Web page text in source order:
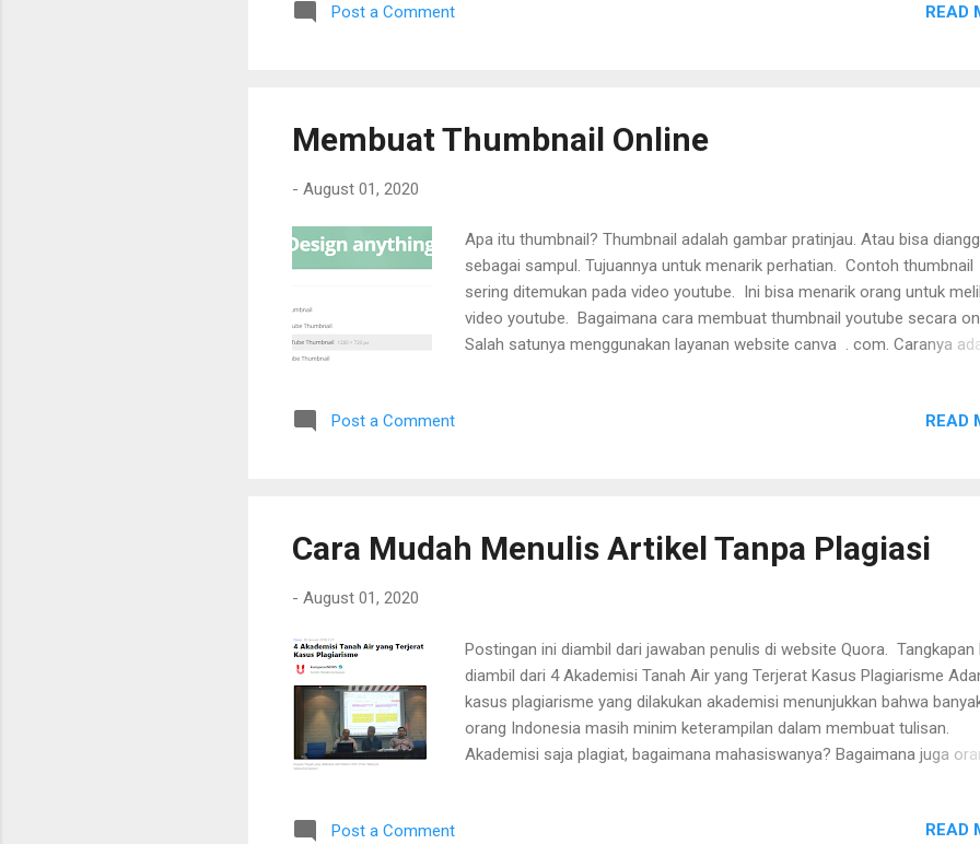
Post a Comment READ
Membuat Thumbnail Online
- August 01, 2020
Apa itu thumbnail? Thumbnail adalah gambar pratinjau. Atau bisa
sebagai sampul. Tujuannya untuk menarik perhatian. Contoh thumbnail
sering ditemukan pada video youtube. Ini bisa menarik orang untuk
video youtube. Bagaimana cara membuat thumbnail youtube secara
Salah satunya menggunakan layanan website canva . com. Caranya
tema youtube. Misalnya tema tutorial. 4. Secara otomatis akan muncul
gambar di canva, copy terlebih dahulu teks yang ada di desain canvas.
Post a Comment READ
Cara Mudah Menulis Artikel Tanpa Plagiasi
- August 01, 2020
Postingan ini diambil dari jawaban penulis di website Quora. Tangkapan
diambil dari 4 Akademisi Tanah Air yang Terjerat Kasus Plagiarisme
kasus plagiarisme yang dilakukan akademisi menunjukkan bahwa
orang Indonesia masih minim keterampilan dalam membuat tulisan.
Akademisi saja plagiat, bagaimana mahasiswanya? Bagaimana juga
beberapa waktu lalu juga ada kasus plagiarisme yang bikin heboh . 😂
Post a Comment READ